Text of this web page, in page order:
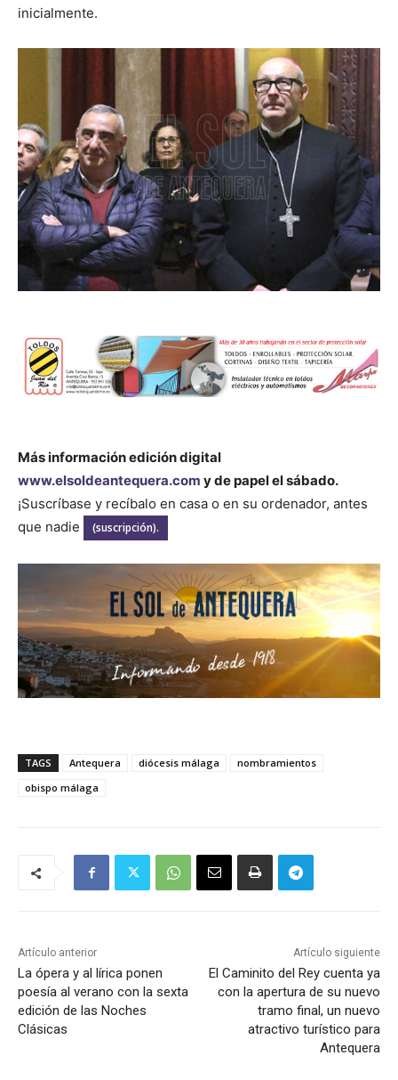
inicialmente.
Más información edición digital
www.elsoldeantequera.com y de papel el sábado.
¡Suscríbase y recíbalo en casa o en su ordenador, antes
que nadie
(suscripción).
TAGS Antequera diócesis málaga
nombramientos
obispo málaga
Artículo anterior
La ópera y al lírica ponen
poesía al verano con la sexta
edición de las Noches
Clásicas
Artículo siguiente
El Caminito del Rey cuenta ya
con la apertura de su nuevo
tramo final, un nuevo
atractivo turístico para
Antequera